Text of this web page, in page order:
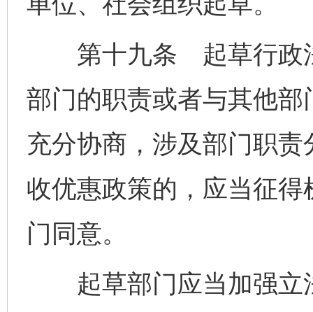
第十九条 起草行政法
部门的职责或者与其他
充分协商，涉及部门职
收优惠政策的，应当征
门同意。
起草部门应当加强立